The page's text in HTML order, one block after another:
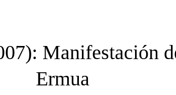
Manifestación
Ermua